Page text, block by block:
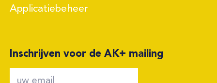
Applicatiebeheer
Inschrijven voor de AK+ mailing